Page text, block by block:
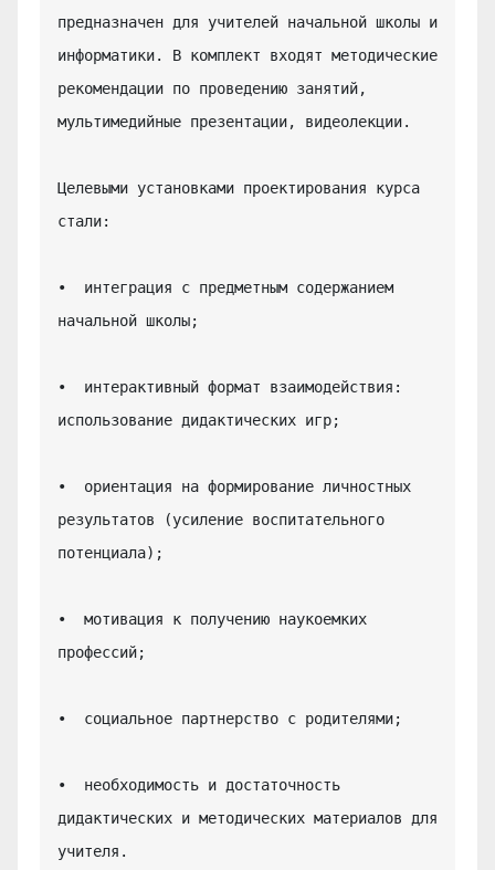
предназначен для учителей начальной школы и
информатики. В комплект входят методические
рекомендации по проведению занятий,
мультимедийные презентации, видеолекции.
Целевыми установками проектирования курса
стали:
•  интеграция с предметным содержанием
начальной школы;
•  интерактивный формат взаимодействия:
использование дидактических игр;
•  ориентация на формирование личностных
результатов (усиление воспитательного
потенциала);
•  мотивация к получению наукоемких
профессий;
•  социальное партнерство с родителями;
•  необходимость и достаточность
дидактических и методических материалов для
учителя.